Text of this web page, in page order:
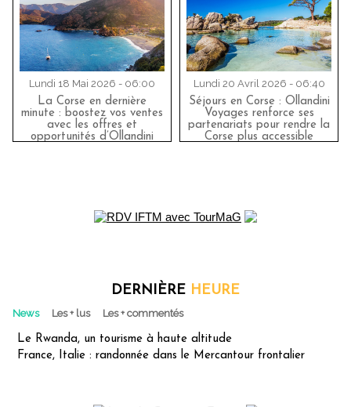
Lundi 18 Mai 2026 - 06:00
La Corse en dernière
minute : boostez vos ventes
avec les offres et
opportunités d’Ollandini
Lundi 20 Avril 2026 - 06:40
Séjours en Corse : Ollandini
Voyages renforce ses
partenariats pour rendre la
Corse plus accessible
DERNIÈRE HEURE
News Les + lus Les + commentés
Le Rwanda, un tourisme à haute altitude
France, Italie : randonnée dans le Mercantour frontalier